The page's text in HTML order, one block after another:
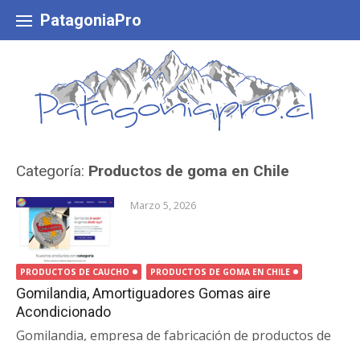
content
PatagoniaPro
Categoría: Productos de goma en Chile
Marzo 5, 2026
PRODUCTOS DE CAUCHO PRODUCTOS DE GOMA EN CHILE
Gomilandia, Amortiguadores Gomas aire
Acondicionado
Gomilandia, empresa de fabricación de productos de